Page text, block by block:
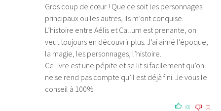
Gros coup de cœur ! Que ce soit les personnages
principaux ou les autres, ils m’ont conquise.
L’histoire entre Aélis et Callum est prenante, on
veut toujours en découvrir plus. J’ai aimé l’époque,
la magie, les personnages, l’histoire.
Ce livre est une pépite et se lit si facilement qu’on
ne se rend pas compte qu’il est déjà fini. Je vous le
conseil à 100%
(0) (0)